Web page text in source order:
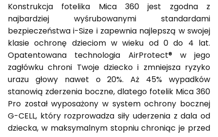
Konstrukcja fotelika Mica 360 jest zgodna z
najbardziej wyśrubowanymi standardami
bezpieczeństwa i-Size i zapewnia najlepszą w swojej
klasie ochronę dzieciom w wieku od 0 do 4 lat.
Opatentowana technologia AirProtect® w jego
zagłówku chroni Twoje dziecko i zmniejsza ryzyko
urazu głowy nawet o 20%. Aż 45% wypadków
stanowią zderzenia boczne, dlatego fotelik Mica 360
Pro został wyposażony w system ochrony bocznej
G-CELL, który rozprowadza siły uderzenia z dala od
dziecka, w maksymalnym stopniu chroniąc je przed